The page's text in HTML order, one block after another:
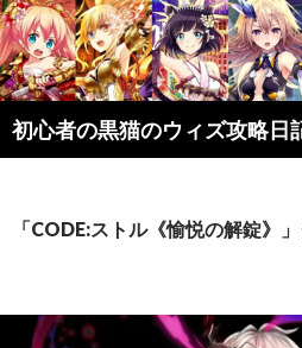
初心者の黒猫のウィズ攻略日
検
索
ン「CODE:ストル《愉悦の解錠》